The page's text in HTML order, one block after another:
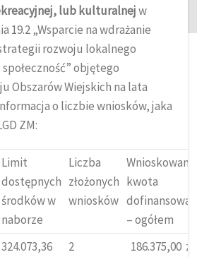
lub kulturalnejw
19.2 „Wsparcie na wdrażanie
rozwoju lokalnego
objętego
Obszarów Wiejskich na lata
o liczbie wniosków, jaka
ZM:
Limit
dostępnych
środków w
naborze
Liczba
złożonych
wniosków
Wnioskowana
kwota
– ogółem
324.073,36
2 186.375,00 zł